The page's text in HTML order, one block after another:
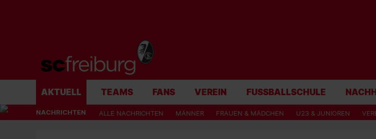
AKTUELL TEAMS FANS VEREIN FUSSBALLSCHULE
NACHRICHTEN ALLE NACHRICHTEN MÄNNER FRAUEN & MÄDCHEN U23 & JUNIOREN